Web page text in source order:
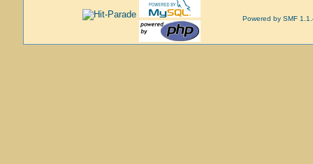
Powered by SMF